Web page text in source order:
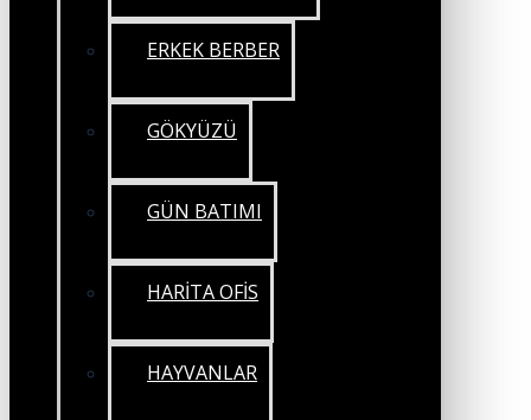
ERKEK BERBER
GÖKYÜZÜ
GÜN BATIMI
HARİTA OFİS
HAYVANLAR